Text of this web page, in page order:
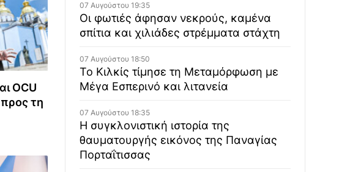
OCU
τη
07 Αυγούστου 19:35
Οι φωτιές άφησαν νεκρούς, καμένα
σπίτια και χιλιάδες στρέμματα στάχτη
07 Αυγούστου 18:50
Το Κιλκίς τίμησε τη Μεταμόρφωση με
Μέγα Εσπερινό και λιτανεία
07 Αυγούστου 18:35
Η συγκλονιστική ιστορία της
θαυματουργής εικόνος της Παναγίας
Πορταΐτισσας